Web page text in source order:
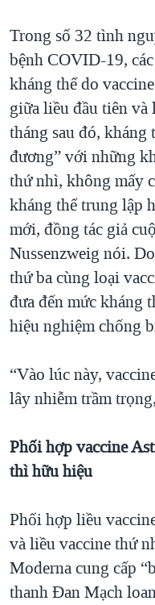
Trong số 32 tình
bệnh COVID-19,
kháng thể do
giữa liều đầu tiên
tháng sau đó, kháng
đương” với những
thứ nhì, không mấy
kháng thể trung lập
mới, đồng tác giả
Nussenzweig nói.
thứ ba cùng loại
đưa đến mức kháng
hiệu nghiệm chống
“Vào lúc này,
lây nhiễm trầm
Phối hợp vaccine
thì hữu hiệu
Phối hợp liều
và liều vaccine thứ
Moderna cung cấp
thanh Đan Mạch